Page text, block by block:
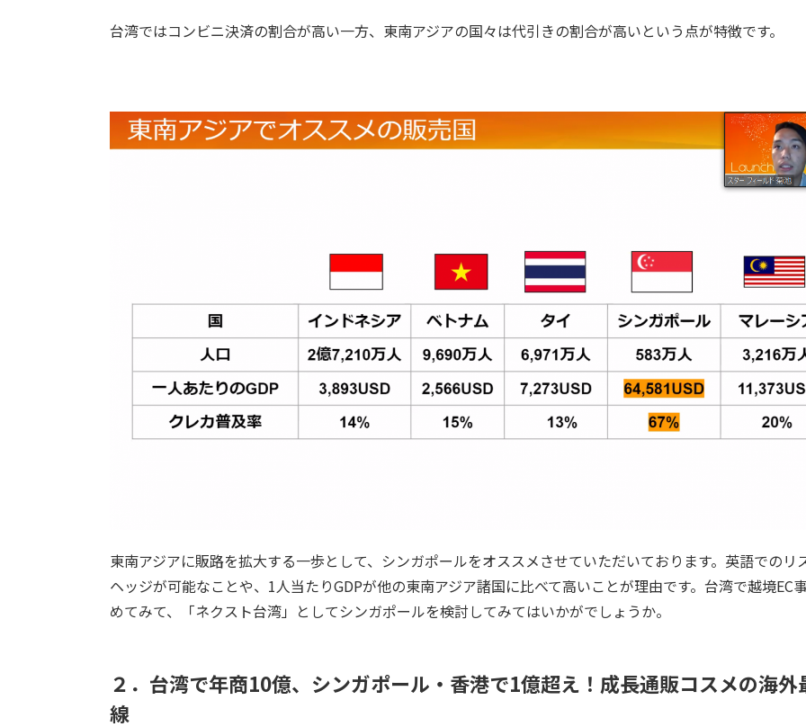
台湾ではコンビニ決済の割合が高い一方、東南アジアの国々は代引きの割合が高いという点が特徴です。
東南アジアに販路を拡大する一歩として、シンガポールをオススメさせていただいております。英語でのリ
ヘッジが可能なことや、1人当たりGDPが他の東南アジア諸国に比べて高いことが理由です。台湾で越境EC
めてみて、「ネクスト台湾」としてシンガポールを検討してみてはいかがでしょうか。
２．台湾で年商10億、シンガポール・香港で1億超え！成長通販コスメの海外
線